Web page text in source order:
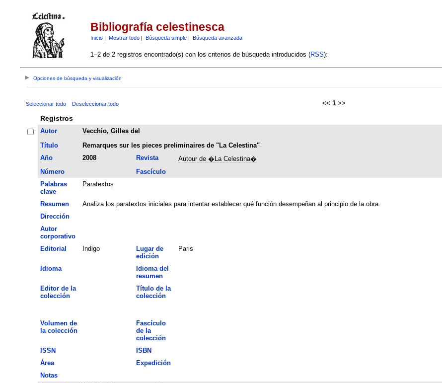
Bibliografía celestinesca
Inicio| Mostrar todo| Búsqueda simple| Búsqueda avanzada
1–2 de 2 registros encontrado(s) con los criterios de búsqueda introducidos (RSS):
Opciones de búsqueda y visualización
Seleccionar todo Deseleccionar todo << 1 >>
Registros
Autor
Vecchio, Gilles del
Título
Remarques sur les pieces preliminaires de "La Celestina"
Año
2008 Revista Autour de �La Celestina�
Número
Fascículo
Palabras
clave
Paratextos
Resumen
Analiza los paratextos iniciales para intentar establecer qué función desempeñan al principio de la obra.
Dirección
Autor
corporativo
Editorial Indigo
Lugar de
edición
Paris
Idioma
Idioma del
resumen
Editor de la
colección
Título de la
colección
Volumen de
la colección
Fascículo
de la
colección
ISSN ISBN
Área
Expedición
Notas